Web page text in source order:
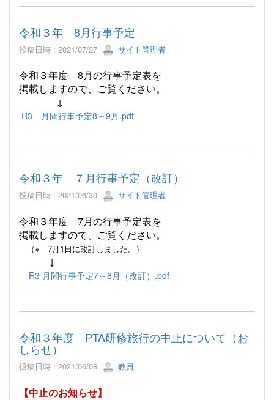
令和３年 8月行事予定
投稿日時 : 2021/07/27 サイト管理者
令和３年度 8月の行事予定表を
掲載しますので、ご覧ください。
↓
R3 月間行事予定8～9月.pdf
令和３年 ７月行事予定（改訂）
投稿日時 : 2021/06/30 サイト管理者
令和３年度 7月の行事予定表を
掲載しますので、ご覧ください。
（※ 7月1日に改訂しました。）
↓
R3 月間行事予定7～8月（改訂）.pdf
令和３年度 PTA研修旅行の中止について（お
しらせ）
投稿日時 : 2021/06/08 教員
【中止のお知らせ】